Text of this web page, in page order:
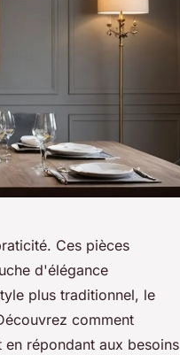
Ces pièces
d'élégance
plus traditionnel, le
comment
répondant aux besoins